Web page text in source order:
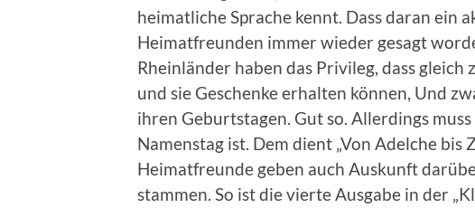
heimatliche Sprache kennt. Dass daran ein
Heimatfreunden immer wieder gesagt
Rheinländer haben das Privileg, dass
und sie Geschenke erhalten können, Und
ihren Geburtstagen. Gut so. Allerdings
Namenstag ist. Dem dient „Von Adelche bis
Heimatfreunde geben auch Auskunft
stammen. So ist die vierte Ausgabe in der